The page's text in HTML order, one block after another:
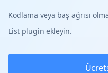
Kodlama veya baş ağrısı
List plugin ekleyin.